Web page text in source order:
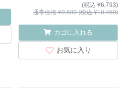
(税込 ¥6,793)
通常価格 ¥9,500 (税込 ¥10,450)
カゴに入れる
お気に入り